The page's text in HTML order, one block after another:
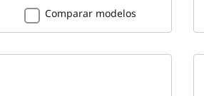
Comparar modelos